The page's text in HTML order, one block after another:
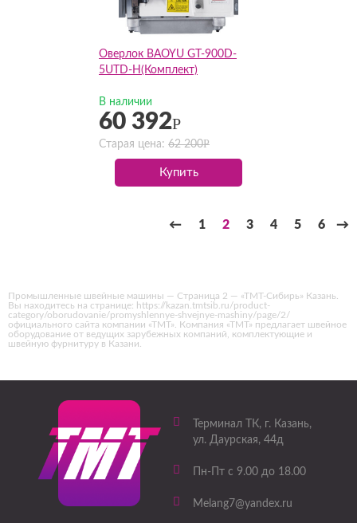
Оверлок BAOYU GT-900D-
5UTD-H(Комплект)
В наличии
60 392Р
Старая цена: 62 200Р
Купить
← 1 2 3 4 5 6 →
Промышленные швейные машины — Страница 2 — «ТМТ-Сибирь» Казань.
Вы находитесь на странице: https://kazan.tmtsib.ru/product-
category/oborudovanie/promyshlennye-shvejnye-mashiny/page/2/
официального сайта компании «ТМТ». Компания «ТМТ» предлагает швейное
оборудование от ведущих зарубежных компаний, комплектующие и
швейную фурнитуру в Казани.
Терминал ТК, г. Казань,
ул. Даурская, 44д
Пн-Пт с 9.00 до 18.00
Melang7@yandex.ru